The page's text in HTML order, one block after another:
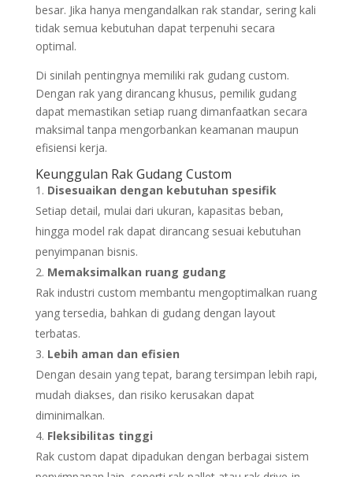
besar. Jika hanya mengandalkan rak standar, sering kali
tidak semua kebutuhan dapat terpenuhi secara
optimal.
Di sinilah pentingnya memiliki rak gudang custom.
Dengan rak yang dirancang khusus, pemilik gudang
dapat memastikan setiap ruang dimanfaatkan secara
maksimal tanpa mengorbankan keamanan maupun
efisiensi kerja.
Keunggulan Rak Gudang Custom
Disesuaikan dengan kebutuhan spesifik
Setiap detail, mulai dari ukuran, kapasitas beban,
hingga model rak dapat dirancang sesuai kebutuhan
penyimpanan bisnis.
Memaksimalkan ruang gudang
Rak industri custom membantu mengoptimalkan ruang
yang tersedia, bahkan di gudang dengan layout
terbatas.
Lebih aman dan efisien
Dengan desain yang tepat, barang tersimpan lebih rapi,
mudah diakses, dan risiko kerusakan dapat
diminimalkan.
Fleksibilitas tinggi
Rak custom dapat dipadukan dengan berbagai sistem